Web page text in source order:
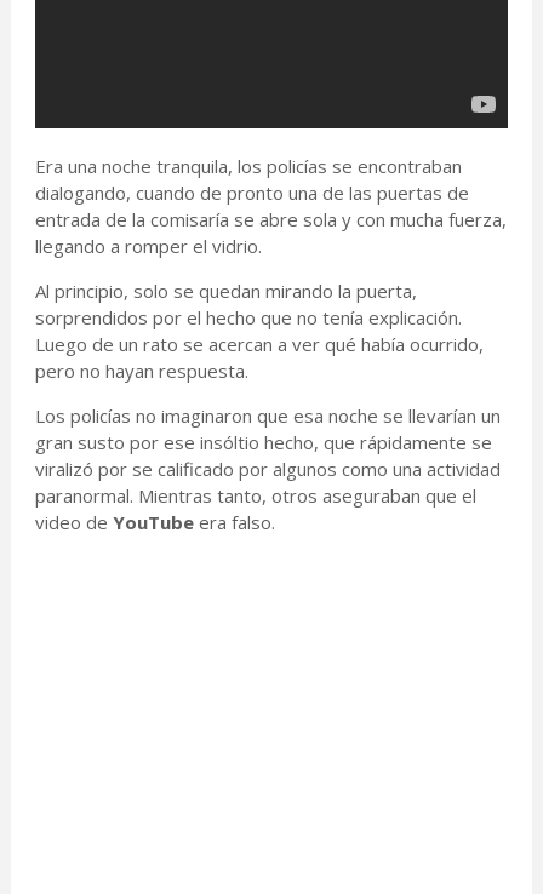
Era una noche tranquila, los policías se encontraban
dialogando, cuando de pronto una de las puertas de
entrada de la comisaría se abre sola y con mucha fuerza,
llegando a romper el vidrio.
Al principio, solo se quedan mirando la puerta,
sorprendidos por el hecho que no tenía explicación.
Luego de un rato se acercan a ver qué había ocurrido,
pero no hayan respuesta.
Los policías no imaginaron que esa noche se llevarían un
gran susto por ese insóltio hecho, que rápidamente se
viralizó por se calificado por algunos como una actividad
paranormal. Mientras tanto, otros aseguraban que el
video de YouTube era falso.